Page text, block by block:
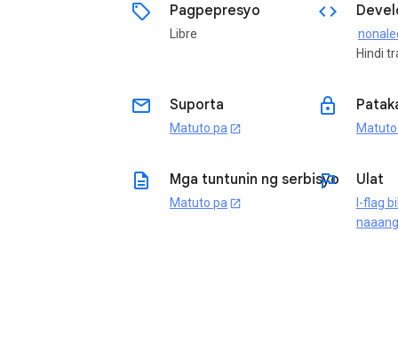
sell Pagpepresyo
Libre
code
Hindi
email Suporta
Matuto pa open_in_new
lock
description Mga tuntunin ng serbisyo
Matuto pa open_in_new
flag Ulat
I-flag